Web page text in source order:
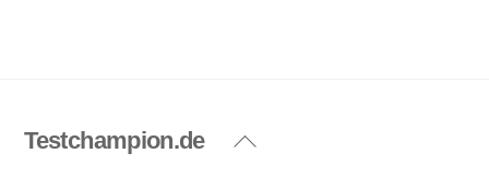
Back
Testchampion.de